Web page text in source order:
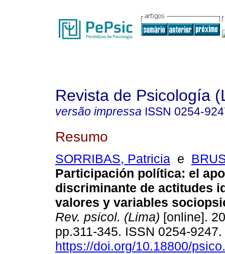
Revista de Psicología
versão impressa ISSN 0254-
Resumo
SORRIBAS, Patricia e
Participación política: el
discriminante de actitudes
valores y variables
Rev. psicol. (Lima) [online].
pp.311-345. ISSN 0254-9247.
https://doi.org/10.18800/